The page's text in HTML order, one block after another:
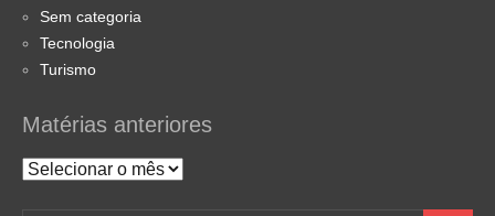
Sem categoria
Tecnologia
Turismo
Matérias anteriores
Matérias